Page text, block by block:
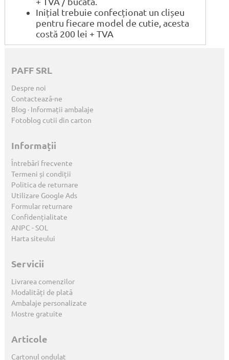
Inițial trebuie confecționat un clișeu
pentru fiecare model de cutie, acesta
costă 200 lei + TVA
PAFF SRL
Despre noi
Contactează-ne
Blog · Informații ambalaje
Fotoblog cutii din carton
Informații
Întrebări frecvente
Termeni și condiții
Politica de returnare
Utilizare Google Ads
Formular returnare
Confidențialitate
ANPC -SOL
Harta siteului
Servicii
Livrarea comenzilor
Modalități de plată
Ambalaje personalizate
Mostre gratuite
Articole
Cartonul ondulat